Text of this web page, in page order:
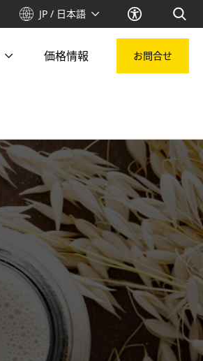
JP / 日本語
価格情報 お問合せ